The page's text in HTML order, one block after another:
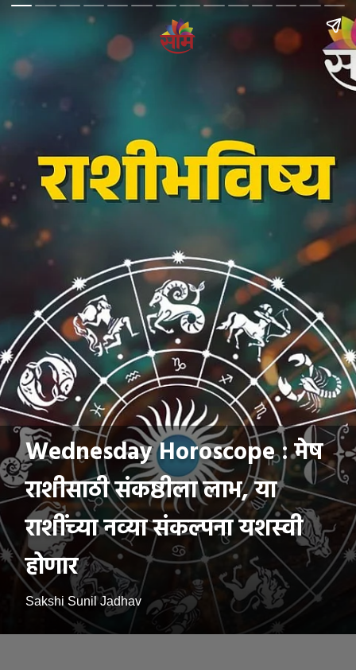
Wednesday Horoscope : मेष
राशीसाठी संकष्ठीला लाभ, या
राशींच्या नव्या संकल्पना यशस्वी
होणार
Sakshi Sunil Jadhav